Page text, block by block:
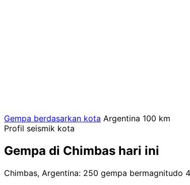
Gempa berdasarkan kota Argentina 100 km
Profil seismik kota
Gempa di Chimbas hari ini
Chimbas, Argentina: 250 gempa bermagnitudo